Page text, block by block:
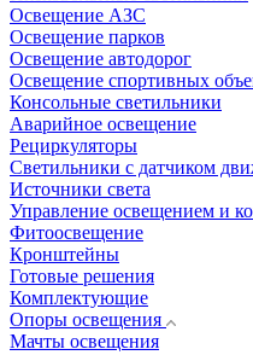
Освещение АЗС
Освещение парков
Освещение автодорог
Освещение спортивных
Консольные светильники
Аварийное освещение
Рециркуляторы
Светильники с датчиком
Источники света
Управление освещением и
Фитоосвещение
Кронштейны
Готовые решения
Комплектующие
Опоры освещения
Мачты освещения